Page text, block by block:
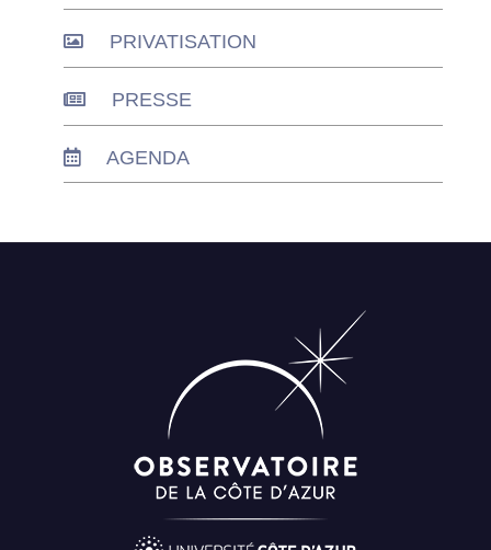
PRIVATISATION
PRESSE
AGENDA